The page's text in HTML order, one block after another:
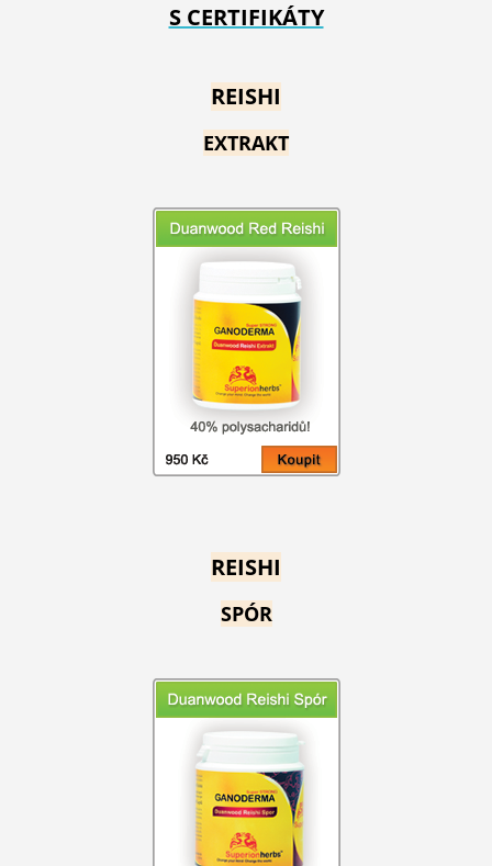
S CERTIFIKÁTY
REISHI
EXTRAKT
REISHI
SPÓR